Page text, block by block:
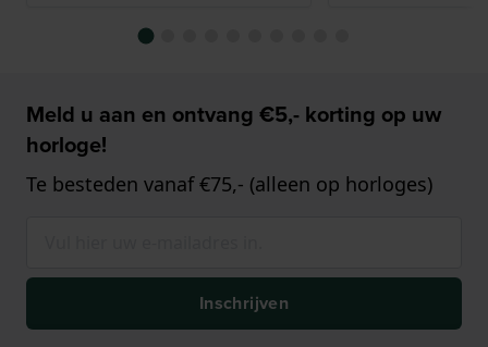
Meld u aan en ontvang €5,- korting op uw
horloge!
Te besteden vanaf €75,- (alleen op horloges)
Inschrijven